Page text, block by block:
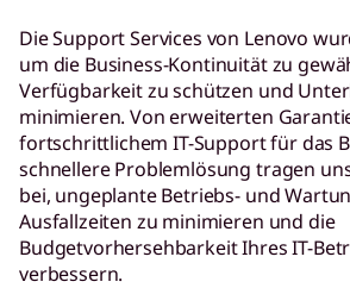
Die Support Services von Lenovo
um die Business-Kontinuität zu
Verfügbarkeit zu schützen und
minimieren. Von erweiterten
fortschrittlichem IT-Support für das
schnellere Problemlösung tragen
bei, ungeplante Betriebs- und
Ausfallzeiten zu minimieren und die
Budgetvorhersehbarkeit Ihres IT-
verbessern.